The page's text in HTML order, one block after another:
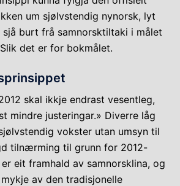
um sjølvstendig nynorsk, lyt
burt frå samnorsktiltaki i målet
det er for bokmålet.
skal ikkje endrast vesentleg,
mindre justeringar.» Diverre låg
vokster utan umsyn til
tilnærming til grunn for 2012-
eit framhald av samnorsklina, og
av den tradisjonelle